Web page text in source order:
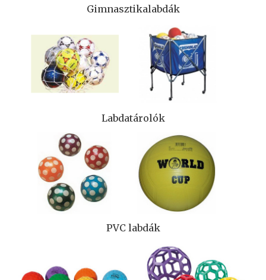
Gimnasztikalabdák
Labdatárolók
PVC labdák